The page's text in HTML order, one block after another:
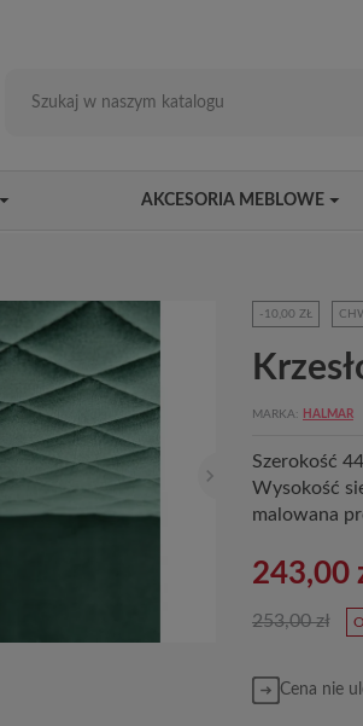
AKCESORIA MEBLOWE
-10,00 ZŁ
MARKA HALMAR
Szerokość
Wysokość
malowana
243,00
253,00 zł
Cena nie